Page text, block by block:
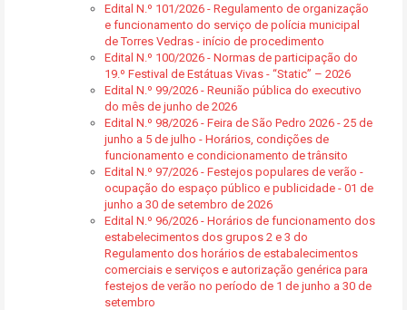
Edital N.º 101/2026 - Regulamento de organização
e funcionamento do serviço de polícia municipal
de Torres Vedras - início de procedimento
Edital N.º 100/2026 - Normas de participação do
19.º Festival de Estátuas Vivas - “Static” – 2026
Edital N.º 99/2026 - Reunião pública do executivo
do mês de junho de 2026
Edital N.º 98/2026 - Feira de São Pedro 2026 - 25 de
junho a 5 de julho - Horários, condições de
funcionamento e condicionamento de trânsito
Edital N.º 97/2026 - Festejos populares de verão -
ocupação do espaço público e publicidade - 01 de
junho a 30 de setembro de 2026
Edital N.º 96/2026 - Horários de funcionamento dos
estabelecimentos dos grupos 2 e 3 do
Regulamento dos horários de estabalecimentos
comerciais e serviços e autorização genérica para
festejos de verão no período de 1 de junho a 30 de
setembro